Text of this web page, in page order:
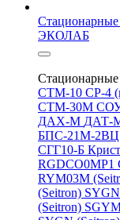
Стационарные
ЭКОЛАБ
Стационарные
СТМ-10 СР-4
СТМ-30М
ДАХ-М ДАТ-
БПС-21М-2ВЦ
СГГ10-Б
RGDCO0MP1
RYM03M
(Seitron)
(Seitron)